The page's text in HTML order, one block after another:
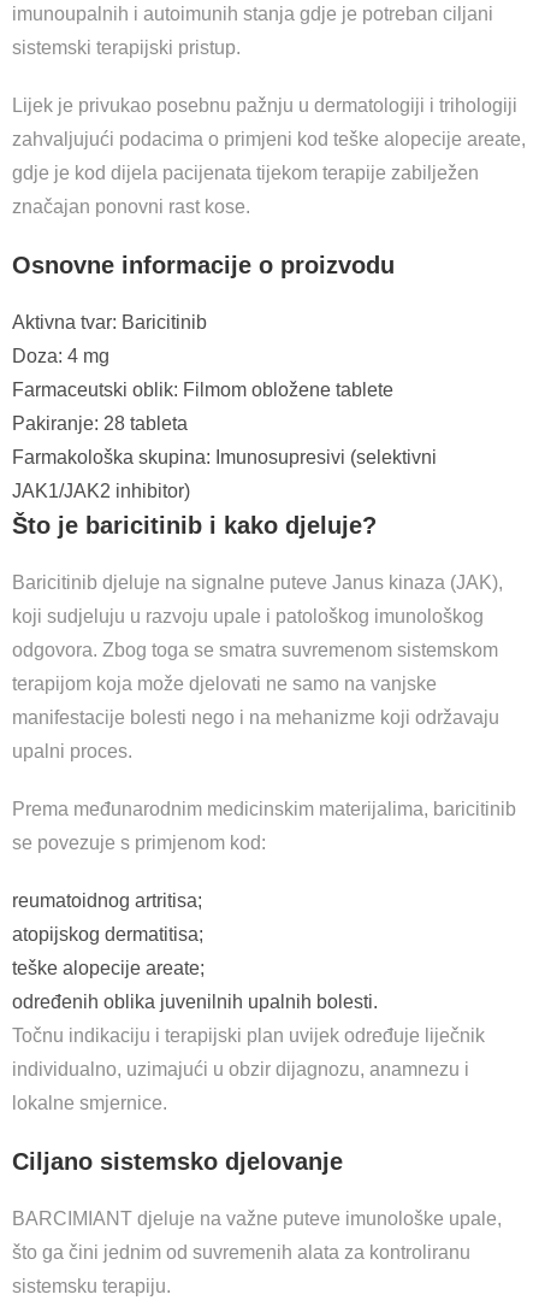
imunoupalnih i autoimunih stanja gdje je potreban ciljani
sistemski terapijski pristup.
Lijek je privukao posebnu pažnju u dermatologiji i trihologiji
zahvaljujući podacima o primjeni kod teške alopecije areate,
gdje je kod dijela pacijenata tijekom terapije zabilježen
značajan ponovni rast kose.
Osnovne informacije o proizvodu
Aktivna tvar: Baricitinib
Doza: 4 mg
Farmaceutski oblik: Filmom obložene tablete
Pakiranje: 28 tableta
Farmakološka skupina: Imunosupresivi (selektivni
JAK1/JAK2 inhibitor)
Što je baricitinib i kako djeluje?
Baricitinib djeluje na signalne puteve Janus kinaza (JAK),
koji sudjeluju u razvoju upale i patološkog imunološkog
odgovora. Zbog toga se smatra suvremenom sistemskom
terapijom koja može djelovati ne samo na vanjske
manifestacije bolesti nego i na mehanizme koji održavaju
upalni proces.
Prema međunarodnim medicinskim materijalima, baricitinib
se povezuje s primjenom kod:
reumatoidnog artritisa;
atopijskog dermatitisa;
teške alopecije areate;
određenih oblika juvenilnih upalnih bolesti.
Točnu indikaciju i terapijski plan uvijek određuje liječnik
individualno, uzimajući u obzir dijagnozu, anamnezu i
lokalne smjernice.
Ciljano sistemsko djelovanje
BARCIMIANT djeluje na važne puteve imunološke upale,
što ga čini jednim od suvremenih alata za kontroliranu
sistemsku terapiju.